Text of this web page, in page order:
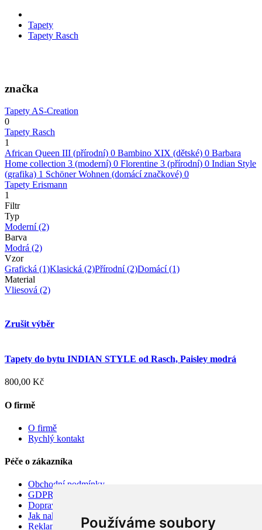
Používáme soubory
Tapety
Tapety Rasch
značka
Tapety AS-Creation
0
Tapety Rasch
1
African Queen III (přírodní) 0 Bambino XIX (dětské) 0 Barbara
Home collection 3 (moderní) 0 Florentine 3 (přírodní) 0 Indian Style
(grafika) 1 Schöner Wohnen (domácí značkové) 0
Tapety Erismann
1
Filtr
Typ
Moderní(2)
Barva
Modrá (2)
Vzor
Grafická (1)Klasická (2)Přírodní(2)Domácí(1)
Material
Vliesová (2)
Zrušit výběr
Tapety do bytu INDIAN STYLE od Rasch, Paisley modrá
800,00 Kč
O firmě
O firmě
Rychlý kontakt
Péče o zákazníka
Obchodní podmínky
GDPR
Doprava
Jak nakupovat
Reklamace